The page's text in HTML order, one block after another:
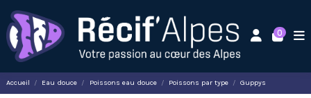
0
Accueil Eau douce Poissons eau douce Poissons par type Guppys